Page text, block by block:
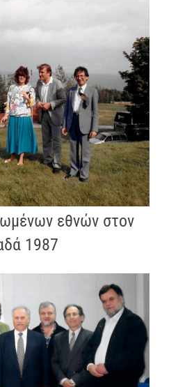
εθνών στον
1987